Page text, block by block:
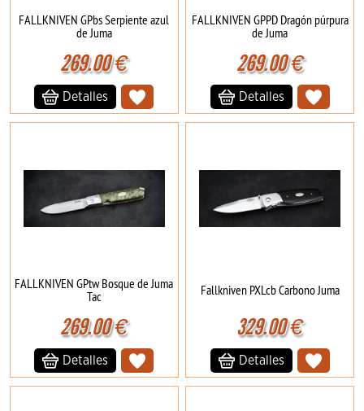
FALLKNIVEN GPbs Serpiente azul
de Juma
269.00€
Detalles
FALLKNIVEN GPPD Dragón púrpura
de Juma
269.00€
Detalles
FALLKNIVEN GPtw Bosque de Juma
Tac
269.00€
Detalles
Fallkniven PXLcb Carbono Juma
329.00€
Detalles